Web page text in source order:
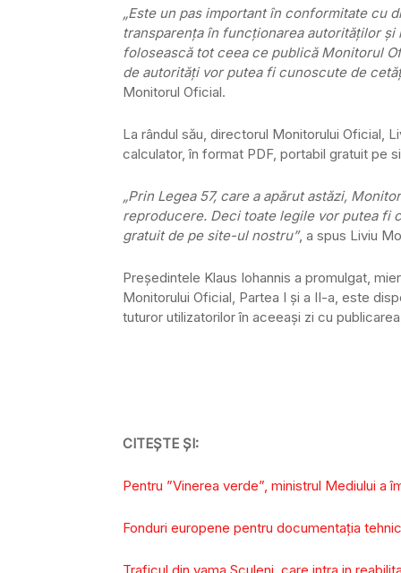
„Este un pas important în conformitate cu
transparenţa în funcţionarea autorităţilor
folosească tot ceea ce publică Monitorul
de autorităţi vor putea fi cunoscute de
Monitorul Oficial.
La rândul său, directorul Monitorului Oficial,
calculator, în format PDF, portabil gratuit pe
„Prin Legea 57, care a apărut astăzi,
reproducere. Deci toate legile vor putea fi
gratuit de pe site-ul nostru”, a spus Liviu
Preşedintele Klaus Iohannis a promulgat,
Monitorului Oficial, Partea I şi a II-a, este
tuturor utilizatorilor în aceeaşi zi cu
CITEȘTE ȘI:
Pentru ”Vinerea verde”, ministrul Mediului a
Fonduri europene pentru documentația